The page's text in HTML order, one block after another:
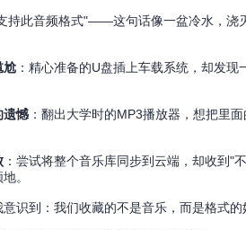
持此音频格式"——这句话像一盆冷水，浇
尬 ：精心准备的U盘插上车载系统，却发
遗憾 ：翻出大学时的MP3播放器，想把里
：尝试将整个音乐库同步到云端，却收到"
。
识到：我们收藏的不是音乐，而是格式